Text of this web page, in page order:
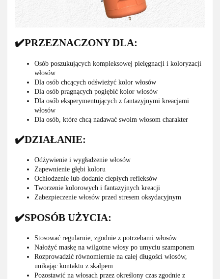
✔️PRZEZNACZONY DLA:
Osób poszukujących kompleksowej pielęgnacji i koloryzacji
włosów
Dla osób chcących odświeżyć kolor włosów
Dla osób pragnących pogłębić kolor włosów
Dla osób eksperymentujących z fantazyjnymi kreacjami
włosów
Dla osób, które chcą nadawać swoim włosom charakter
✔️DZIAŁANIE:
Odżywienie i wygładzenie włosów
Zapewnienie głębi koloru
Ochłodzenie lub dodanie ciepłych refleksów
Tworzenie kolorowych i fantazyjnych kreacji
Zabezpieczenie włosów przed stresem oksydacyjnym
✔️SPOSÓB UŻYCIA:
Stosować regularnie, zgodnie z potrzebami włosów
Nałożyć maskę na wilgotne włosy po umyciu szamponem
Rozprowadzić równomiernie na całej długości włosów,
unikając kontaktu z skalpem
Pozostawić na włosach przez określony czas zgodnie z